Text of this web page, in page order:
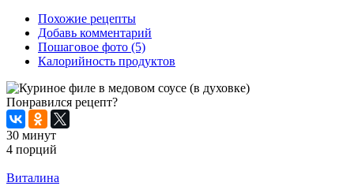
Похожие рецепты
Добавь комментарий
Пошаговое фото (5)
Калорийность продуктов
Понравился рецепт?
30 минут
4 порций
Виталина